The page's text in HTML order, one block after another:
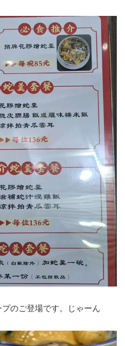
のご登場です。じゃーん